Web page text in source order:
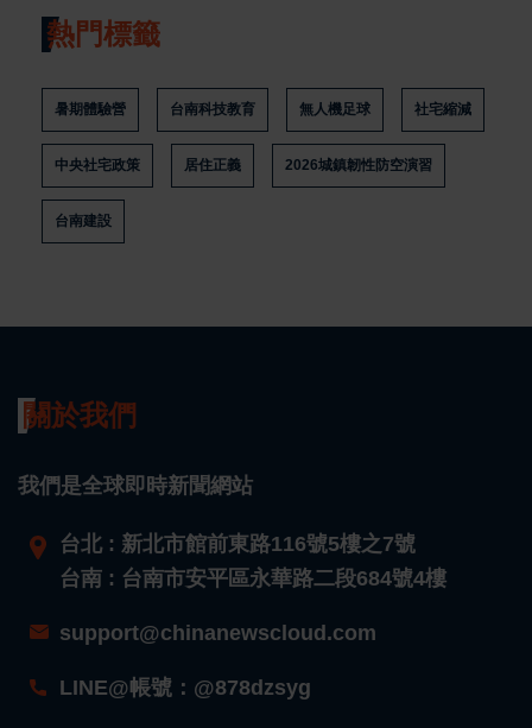
熱門標籤
暑期體驗營 台南科技教育 無人機足球 社宅縮減
中央社宅政策 居住正義 2026城鎮韌性防空演習
台南建設
關於我們
我們是全球即時新聞網站
台北 : 新北市館前東路116號5樓之7號
台南 : 台南市安平區永華路二段684號4樓
support@chinanewscloud.com
LINE@帳號：@878dzsyg